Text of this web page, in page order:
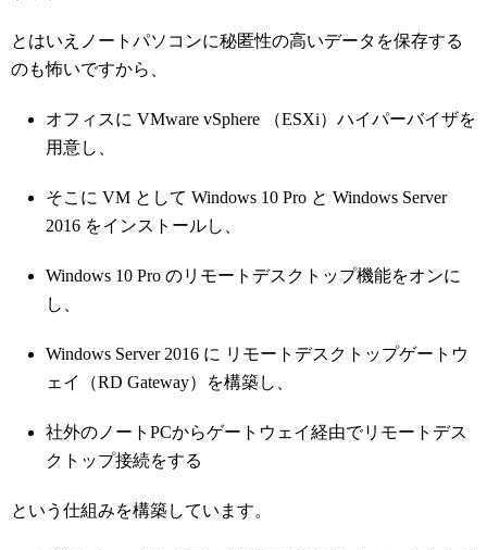
とはいえノートパソコンに秘匿性の高いデータを保存する
のも怖いですから、
オフィスに VMware vSphere （ESXi）ハイパーバイザを
用意し、
そこに VM として Windows 10 Pro と Windows Server
2016 をインストールし、
Windows 10 Pro のリモートデスクトップ機能をオンに
し、
Windows Server 2016 に リモートデスクトップゲートウ
ェイ（RD Gateway）を構築し、
社外のノートPCからゲートウェイ経由でリモートデス
クトップ接続をする
という仕組みを構築しています。